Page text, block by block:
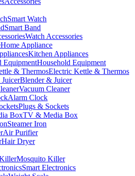
Smart Watch
Smart Band
Watch Accessories
Home Appliance
Kitchen Appliances
Household Equipment
Electric Kettle & Thermos
Blender & Juicer
Vacuum Cleaner
Alarm Clock
Plugs & Sockets
TV & Media Box
Steamer Iron
Air Purifier
Hair Dryer
Mosquito Killer
Smart Electronics